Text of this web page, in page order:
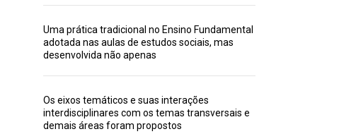
Uma prática tradicional no Ensino Fundamental
adotada nas aulas de estudos sociais, mas
desenvolvida não apenas
Os eixos temáticos e suas interações
interdisciplinares com os temas transversais e
demais áreas foram propostos